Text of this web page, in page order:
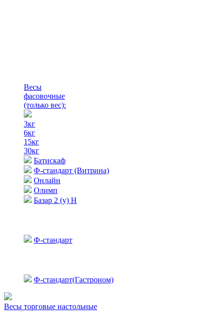
Весы
фасовочные
(только вес):
3кг
6кг
15кг
30кг
Батискаф
Ф-стандарт (Витрина)
Онлайн
Олимп
Базар 2 (у) Н
Ф-стандарт
Ф-стандарт(Гастроном)
Весы торговые настольные